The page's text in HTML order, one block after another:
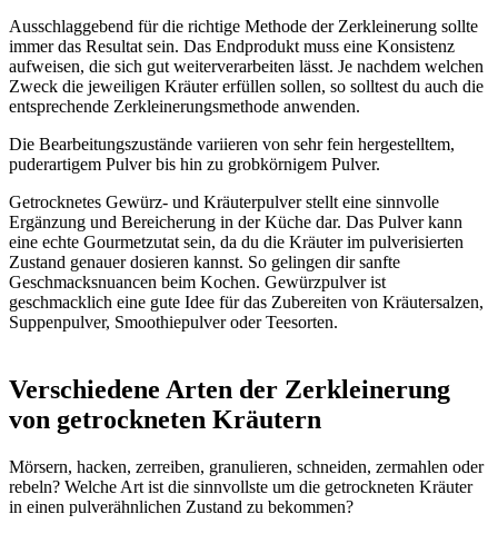
Ausschlaggebend für die richtige Methode der Zerkleinerung sollte
immer das Resultat sein. Das Endprodukt muss eine Konsistenz
aufweisen, die sich gut weiterverarbeiten lässt. Je nachdem welchen
Zweck die jeweiligen Kräuter erfüllen sollen, so solltest du auch die
entsprechende Zerkleinerungsmethode anwenden.
Die Bearbeitungszustände variieren von sehr fein hergestelltem,
puderartigem Pulver bis hin zu grobkörnigem Pulver.
Getrocknetes Gewürz- und Kräuterpulver stellt eine sinnvolle
Ergänzung und Bereicherung in der Küche dar. Das Pulver kann
eine echte Gourmetzutat sein, da du die Kräuter im pulverisierten
Zustand genauer dosieren kannst. So gelingen dir sanfte
Geschmacksnuancen beim Kochen. Gewürzpulver ist
geschmacklich eine gute Idee für das Zubereiten von Kräutersalzen,
Suppenpulver, Smoothiepulver oder Teesorten.
Verschiedene Arten der Zerkleinerung
von getrockneten Kräutern
Mörsern, hacken, zerreiben, granulieren, schneiden, zermahlen oder
rebeln? Welche Art ist die sinnvollste um die getrockneten Kräuter
in einen pulverähnlichen Zustand zu bekommen?